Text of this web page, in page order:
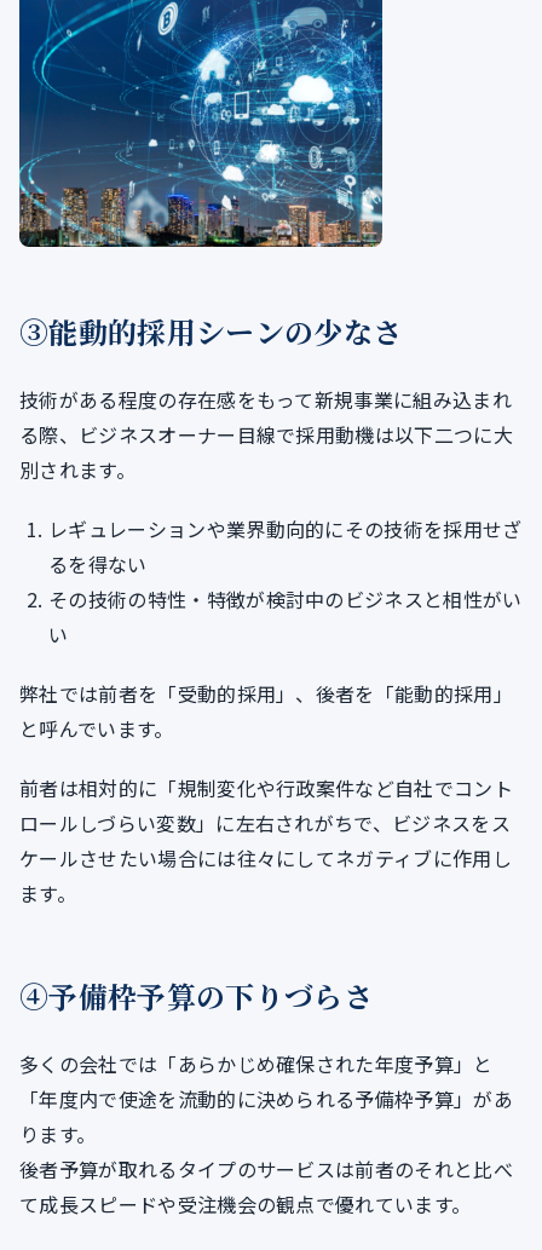
③能動的採用シーンの少なさ
技術がある程度の存在感をもって新規事業に組み込まれ
る際、ビジネスオーナー目線で採用動機は以下二つに大
別されます。
レギュレーションや業界動向的にその技術を採用せざ
るを得ない
その技術の特性・特徴が検討中のビジネスと相性がい
い
弊社では前者を「受動的採用」、後者を「能動的採用」
と呼んでいます。
前者は相対的に「規制変化や行政案件など自社でコント
ロールしづらい変数」に左右されがちで、ビジネスをス
ケールさせたい場合には往々にしてネガティブに作用し
ます。
④予備枠予算の下りづらさ
多くの会社では「あらかじめ確保された年度予算」と
「年度内で使途を流動的に決められる予備枠予算」があ
ります。
後者予算が取れるタイプのサービスは前者のそれと比べ
て成長スピードや受注機会の観点で優れています。